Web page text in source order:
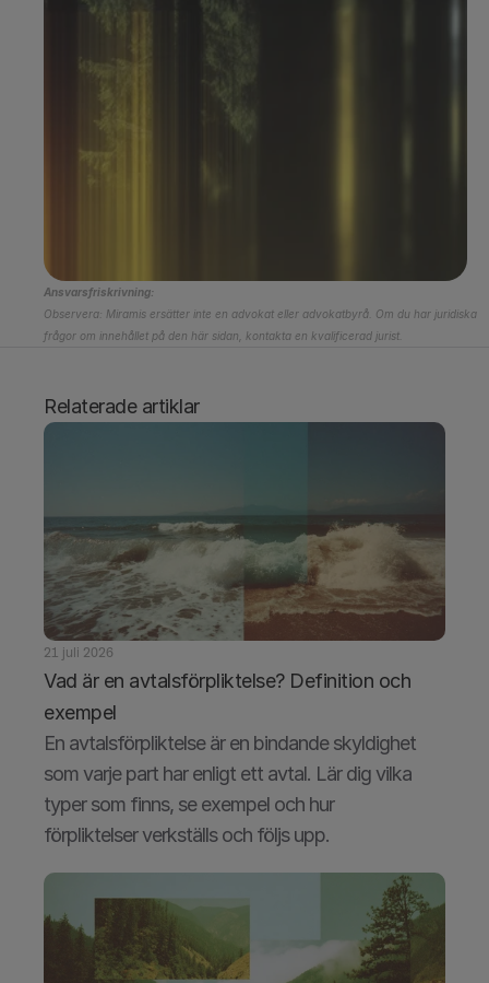
Boka en demo
Ansvarsfriskrivning:
Observera: Miramis ersätter inte en advokat eller advokatbyrå. Om du har juridiska
frågor om innehållet på den här sidan, kontakta en kvalificerad jurist.
Relaterade artiklar
21 juli 2026
Vad är en avtalsförpliktelse? Definition och
exempel
En avtalsförpliktelse är en bindande skyldighet
som varje part har enligt ett avtal. Lär dig vilka
typer som finns, se exempel och hur
förpliktelser verkställs och följs upp.